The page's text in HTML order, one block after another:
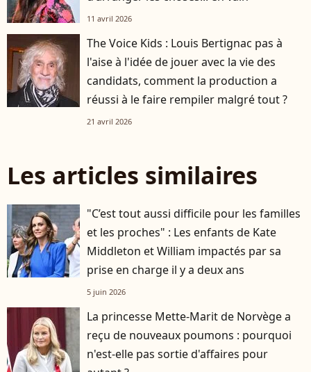
11 avril 2026
The Voice Kids : Louis Bertignac pas à
l'aise à l'idée de jouer avec la vie des
candidats, comment la production a
réussi à le faire rempiler malgré tout ?
21 avril 2026
Les articles similaires
"C’est tout aussi difficile pour les familles
et les proches" : Les enfants de Kate
Middleton et William impactés par sa
prise en charge il y a deux ans
5 juin 2026
La princesse Mette-Marit de Norvège a
reçu de nouveaux poumons : pourquoi
n'est-elle pas sortie d'affaires pour